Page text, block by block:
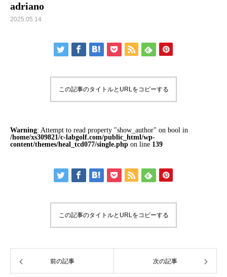
adriano
2025.05.14
この記事のタイトルとURLをコピーする
Warning: Attempt to read property "show_author" on bool in
/home/xs309821/c-labgolf.com/public_html/wp-
content/themes/heal_tcd077/single.php on line 139
この記事のタイトルとURLをコピーする
前の記事 次の記事